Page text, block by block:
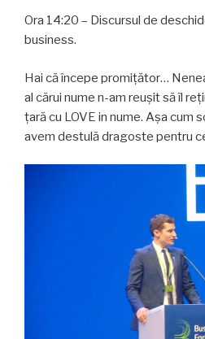
Ora 14:20 – Discursul de
business.
Hai că începe promițător…
al cărui nume n-am reușit să îl
țară cu LOVE in nume. Așa cum
avem destulă dragoste pentru